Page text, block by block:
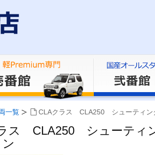
一覧 CLAクラス CLA250 シューティ
ス CLA250 シューティ